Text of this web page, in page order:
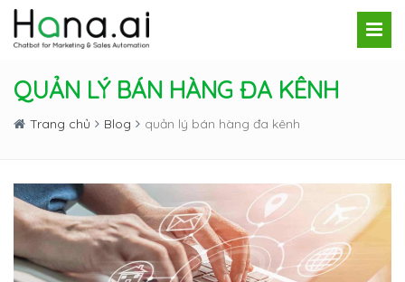
QUẢN LÝ BÁN HÀNG ĐA KÊNH
Trang chủ Blog quản lý bán hàng đa kênh